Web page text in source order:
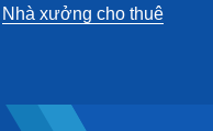
Nhà xưởng cho thuê